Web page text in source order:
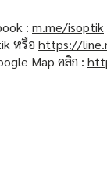
: m.me/isoptik
หรือ https://
Map คลิก :